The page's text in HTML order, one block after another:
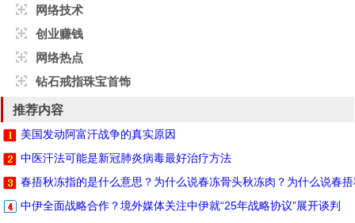
网络技术
创业赚钱
网络热点
钻石戒指珠宝首饰
推荐内容
美国发动阿富汗战争的真实原因
中医汗法可能是新冠肺炎病毒最好治疗方法
春捂秋冻指的是什么意思？为什么说春冻骨头秋冻肉？为什么说春
中伊全面战略合作？境外媒体关注中伊就“25年战略协议”展开谈判